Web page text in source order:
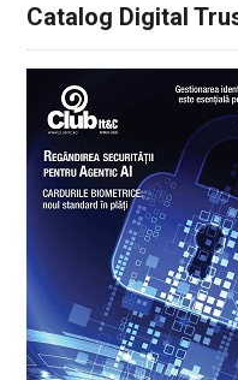
Catalog Digital